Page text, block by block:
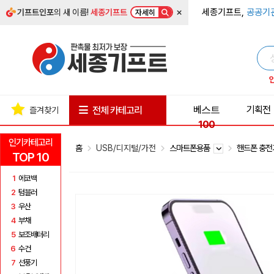
기프트인포의 새 이름!세종기프트 자세히 × 세종기프트, 공공기
인기카테고리
TOP 10
1 에코백
2 텀블러
3 우산
4 부채
5 보조배터리
6 수건
7 선풍기
즐겨찾기 전체 카테고리
베스트
100
기획전
홈 USB/디지털/가전 스마트폰용품 핸드폰 충